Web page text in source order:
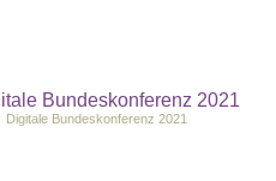
Digitale Bundeskonferenz 2021